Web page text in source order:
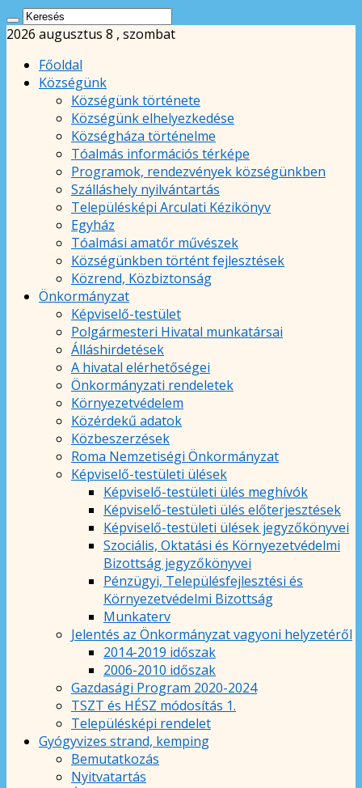
2026 augusztus 8 , szombat
Főoldal
Községünk
Községünk története
Községünk elhelyezkedése
Községháza történelme
Tóalmás információs térképe
Programok, rendezvények községünkben
Szálláshely nyilvántartás
Településképi Arculati Kézikönyv
Egyház
Tóalmási amatőr művészek
Községünkben történt fejlesztések
Közrend, Közbiztonság
Önkormányzat
Képviselő-testület
Polgármesteri Hivatal munkatársai
Álláshirdetések
A hivatal elérhetőségei
Önkormányzati rendeletek
Környezetvédelem
Közérdekű adatok
Közbeszerzések
Roma Nemzetiségi Önkormányzat
Képviselő-testületi ülések
Képviselő-testületi ülés meghívók
Képviselő-testületi ülés előterjesztések
Képviselő-testületi ülések jegyzőkönyvei
Szociális, Oktatási és Környezetvédelmi
Bizottság jegyzőkönyvei
Pénzügyi, Településfejlesztési és
Környezetvédelmi Bizottság
Munkaterv
Jelentés az Önkormányzat vagyoni helyzetéről
2014-2019 időszak
2006-2010 időszak
Gazdasági Program 2020-2024
TSZT és HÉSZ módosítás 1.
Településképi rendelet
Gyógyvizes strand, kemping
Bemutatkozás
Nyitvatartás